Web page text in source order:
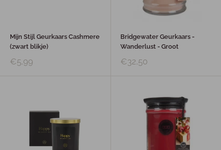
Mijn Stijl Geurkaars Cashmere
(zwart blikje)
€5,99
Bridgewater Geurkaars -
Wanderlust - Groot
€32,50